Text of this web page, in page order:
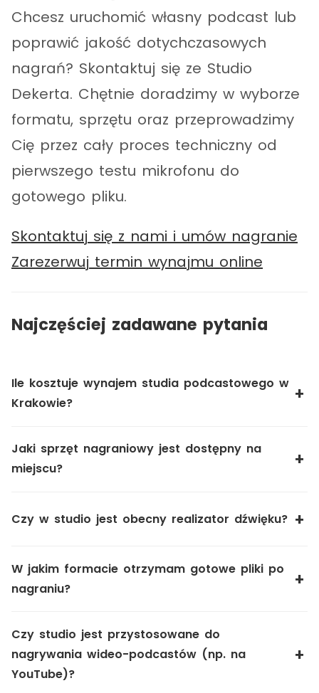
Chcesz uruchomić własny podcast lub
poprawić jakość dotychczasowych
nagrań? Skontaktuj się ze Studio
Dekerta. Chętnie doradzimy w wyborze
formatu, sprzętu oraz przeprowadzimy
Cię przez cały proces techniczny od
pierwszego testu mikrofonu do
gotowego pliku.
Skontaktuj się z nami i umów nagranie
Zarezerwuj termin wynajmu online
Najczęściej zadawane pytania
Ile kosztuje wynajem studia podcastowego w
Krakowie?
Jaki sprzęt nagraniowy jest dostępny na
miejscu?
Czy w studio jest obecny realizator dźwięku?
W jakim formacie otrzymam gotowe pliki po
nagraniu?
Czy studio jest przystosowane do
nagrywania wideo-podcastów (np. na
YouTube)?